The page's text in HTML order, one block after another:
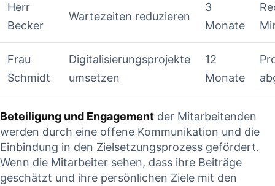
Herr‌
Becker
Wartezeiten reduzieren
3
Monate
Frau
⁢Schmidt
Digitalisierungsprojekte
umsetzen
12
‌Monate
Beteiligung und Engagement der Mitarbeitenden
werden durch eine offene Kommunikation und die
‍Einbindung in den Zielsetzungsprozess gefördert.
Wenn die⁣ Mitarbeiter sehen, ⁣dass ihre Beiträge
geschätzt ‌und ihre persönlichen Ziele mit den